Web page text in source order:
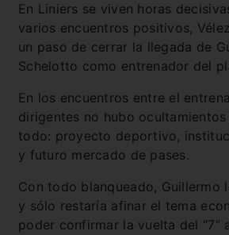
En Liniers se viven horas
varios encuentros positivos,
un paso de cerrar la llegada de
Schelotto como entrenador del
En los encuentros entre el
dirigentes no hubo
todo: proyecto deportivo,
y futuro mercado de pases.
Con todo blanqueado, Guillermo
y sólo restaría afinar el tema
poder confirmar la vuelta del “7”